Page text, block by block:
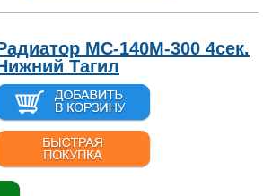
МС-140М-300 4сек.
Тагил